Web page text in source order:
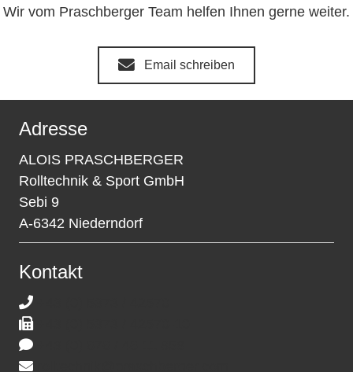
Wir vom Praschberger Team helfen Ihnen gerne weiter.
Email schreiben
Adresse
ALOIS PRASCHBERGER
Rolltechnik & Sport GmbH
Sebi 9
A-6342 Niederndorf
Kontakt